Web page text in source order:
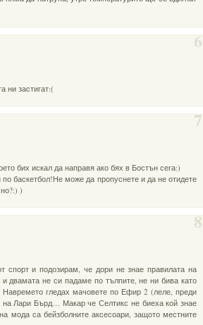
6
ни застигат:(
7
бих искал да направя ако бях в Бостън сега:)
баскетбол!Не може да пропуснете и да не отидете
)
8
спорт и подозирам, че дори не знае правилата на
двамата не си падаме по тълпите, не ни бива като
Навремето гледах мачовете по Ефир 2 (леле, преди
на Лари Бърд… Макар че Селтикс не биеха кой знае
мода са бейзболните аксесоари, защото местните